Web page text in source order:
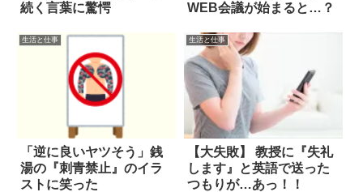
続く言葉に驚愕
WEB会議が始まると…？
生活と仕事
「逆に良いヤツそう」銭
湯の『刺青禁止』のイラ
ストに笑った
生活と仕事
【大失敗】 教授に『失礼
します』と英語で送った
つもりが…あっ！！